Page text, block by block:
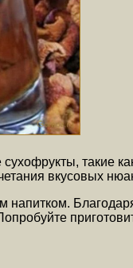
такие
вкусовых